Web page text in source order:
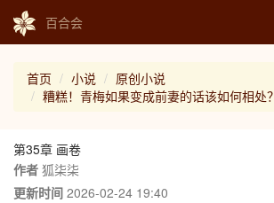
百合会
首页 小说
原创小说
糟糕！青梅如果变成前妻的话该如何相处？
第35章 画卷
作者 狐柒柒
更新时间 2026-02-24 19:40